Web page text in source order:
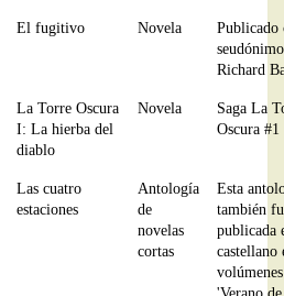
El fugitivo Novela
Publicado
Richard
La Torre Oscura
I: La hierba del
diablo
Novela
Saga La
Oscura #1
Las cuatro
estaciones
Antología
de
novelas
cortas
Esta
también
publicada
castellano